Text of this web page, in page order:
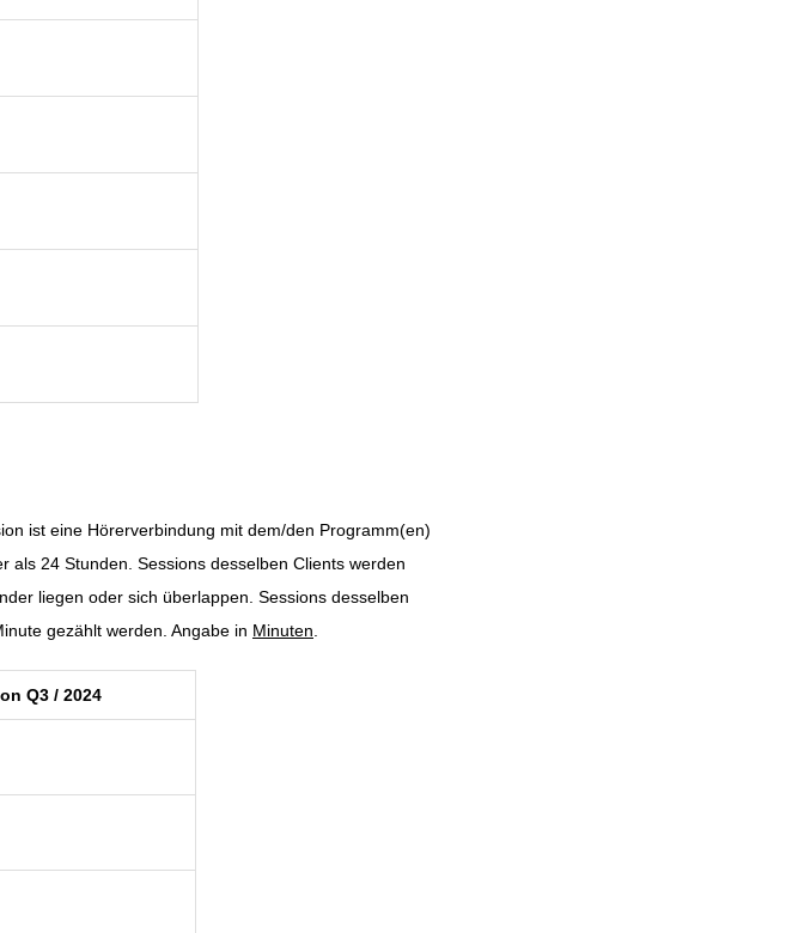
ist eine Hörerverbindung mit dem/den Programm(en)
24 Stunden. Sessions desselben Clients werden
liegen oder sich überlappen. Sessions desselben
gezählt werden. Angabe in Minuten.
Q3 / 2024